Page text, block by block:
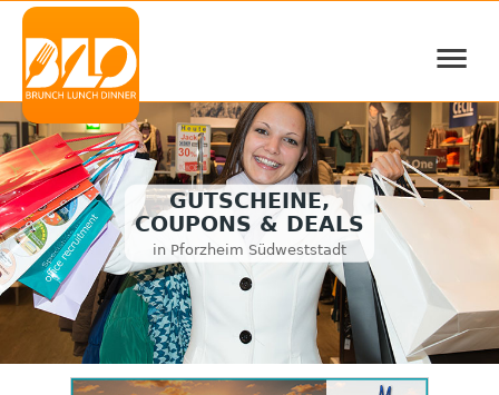
≡
GUTSCHEINE,
COUPONS & DEALS
in Pforzheim Südweststadt